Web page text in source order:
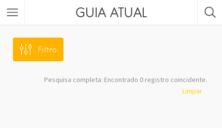
GUIA ATUAL
Filtro
Pesquisa completa: Encontrado 0 registro coincidente.
Limpar